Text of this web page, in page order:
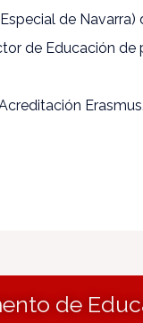
de Navarra)
de Educación de
de